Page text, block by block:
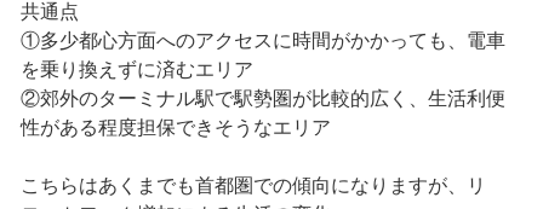
共通点
①多少都心方面へのアクセスに時間がかかっても、電車
を乗り換えずに済むエリア
②郊外のターミナル駅で駅勢圏が比較的広く、生活利便
性がある程度担保できそうなエリア
こちらはあくまでも首都圏での傾向になりますが、リ